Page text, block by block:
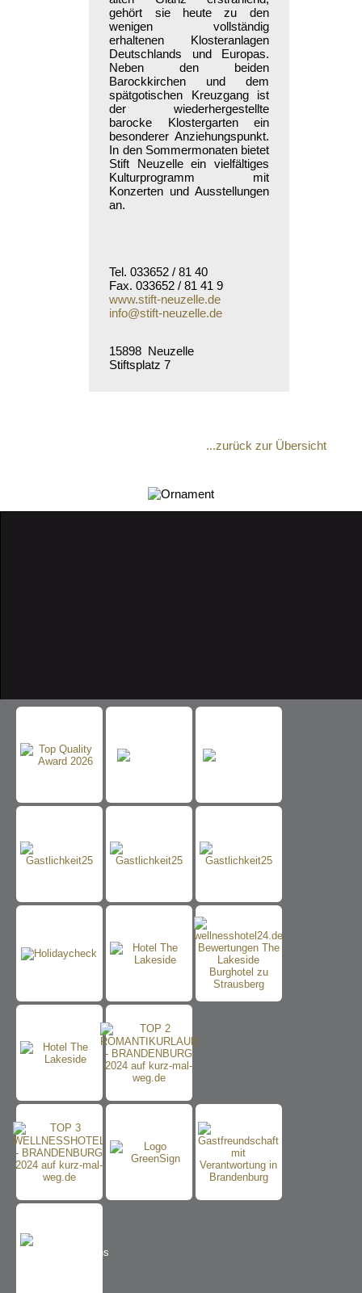
gehört sie heute zu den
wenigen vollständig
erhaltenen Klosteranlagen
Deutschlands und Europas.
Neben den beiden
Barockkirchen und dem
spätgotischen Kreuzgang ist
der wiederhergestellte
barocke Klostergarten ein
besonderer Anziehungspunkt.
In den Sommermonaten bietet
Stift Neuzelle ein vielfältiges
Kulturprogramm mit
Konzerten und Ausstellungen
an.
Tel. 033652 / 81 40
Fax. 033652 / 81 41 9
www.stift-neuzelle.de
info@stift-neuzelle.de
15898 Neuzelle
Stiftsplatz 7
...zurück zur Übersicht